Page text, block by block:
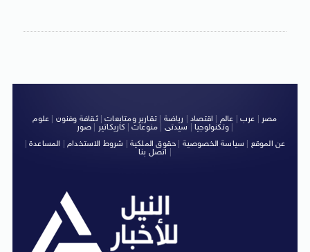
مصر عرب عالم اقتصاد رياضة |تقارير ومتابعات|ثقافة وفنون
علوم
وتكنولوجيا| سيدتى منوعات كاريكاتير صور
|
عن الموقع
سياسة الخصوصية حقوق الملكية شروط الاستخدام| المساعدة|
اتصل بنا